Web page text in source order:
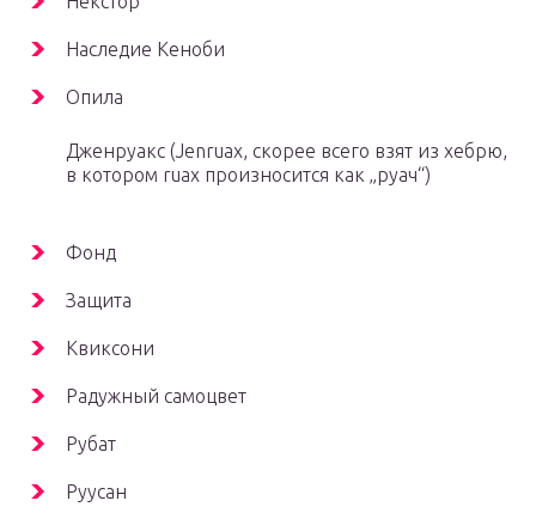
Наследие Кеноби
Опила
Дженруакс (Jenruax, скорее всего взят из хебрю,
в котором ruax произносится как „руач“)
Фонд
Защита
Квиксони
Радужный самоцвет
Рубат
Руусан